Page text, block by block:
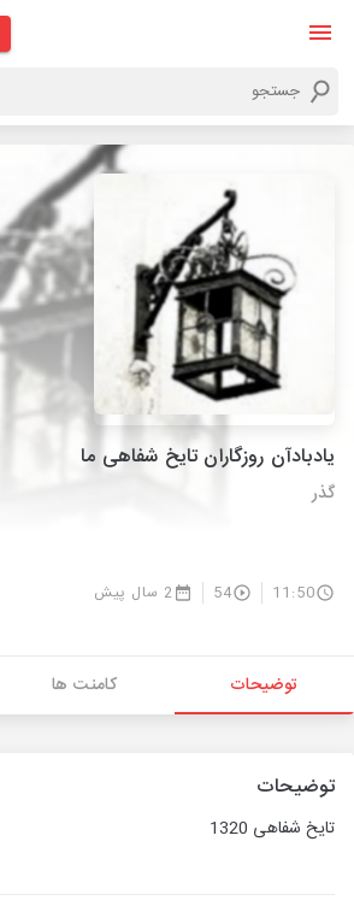
یادبادآن روزگاران تایخ شفاهی ما
گذر
11:50
54 2 سال پیش
توضیحات کامنت ها
توضیحات
تایخ شفاهی 1320